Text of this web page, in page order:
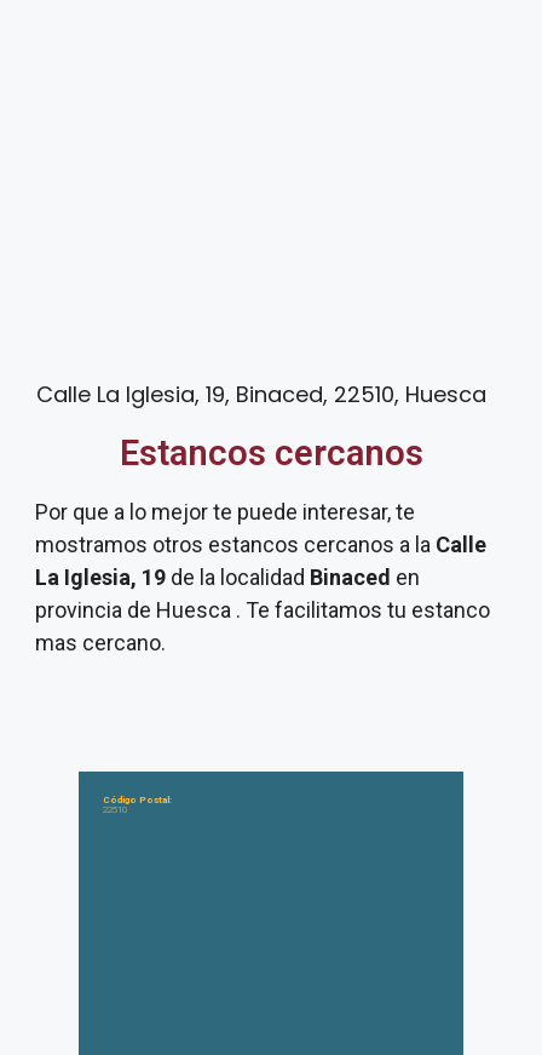
Calle La Iglesia, 19, Binaced, 22510, Huesca
Estancos cercanos
Por que a lo mejor te puede interesar, te
mostramos otros estancos cercanos a la Calle
La Iglesia, 19 de la localidad Binaced en
provincia de Huesca . Te facilitamos tu estanco
mas cercano.
Código Postal:
22510